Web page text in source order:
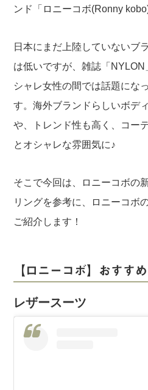
ンド「ロニーコボ(Ronny kobo)
日本にまだ上陸していないブ
は低いですが、雑誌「
シャレ女性の間では話題にな
す。海外ブランドらしいボデ
や、トレンド性も高く、コー
とオシャレな雰囲気に♪
そこで今回は、ロニーコボの
リングを参考に、ロニーコボ
ご紹介します！
【ロニーコボ】おすす
レザースーツ